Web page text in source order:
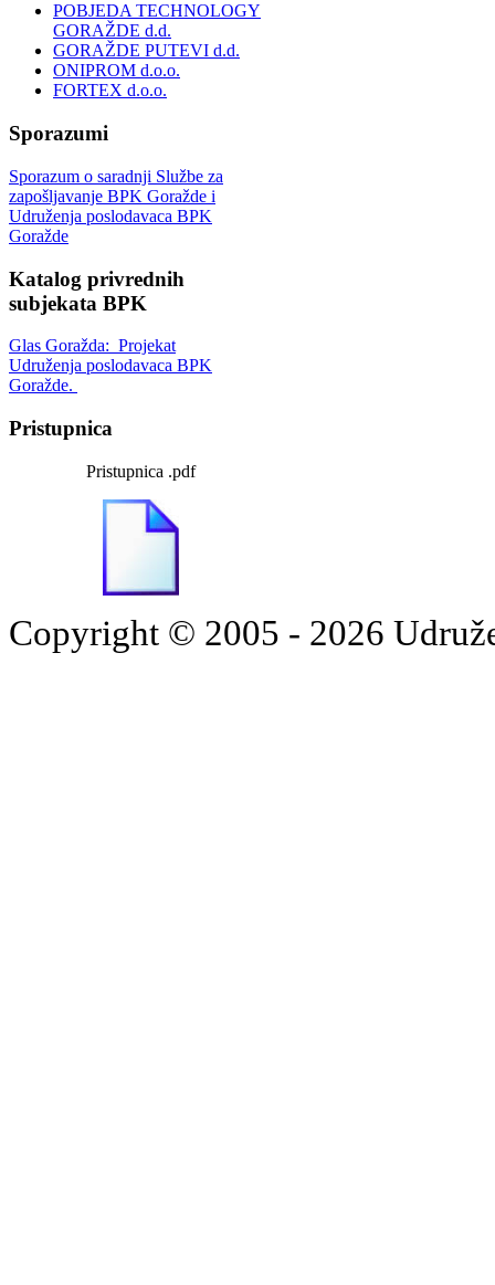
POBJEDA TECHNOLOGY
GORAŽDE d.d.
GORAŽDE PUTEVI d.d.
ONIPROM d.o.o.
FORTEX d.o.o.
Sporazumi
Sporazum o saradnji Službe za
zapošljavanje BPK Goražde i
Udruženja poslodavaca BPK
Goražde
Katalog privrednih
subjekata BPK
Glas Goražda: Projekat
Udruženja poslodavaca BPK
Goražde.
Pristupnica
Pristupnica .pdf
Copyright © 2005 - 2026